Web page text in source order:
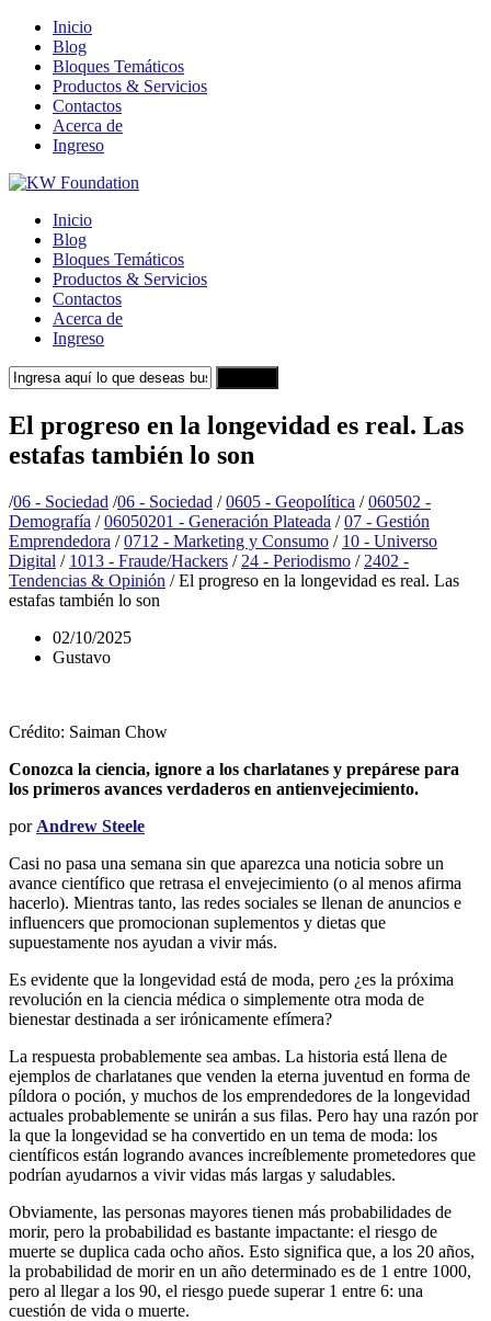
Inicio
Blog
Bloques Temáticos
Productos & Servicios
Contactos
Acerca de
Ingreso
Inicio
Blog
Bloques Temáticos
Productos & Servicios
Contactos
Acerca de
Ingreso
El progreso en la longevidad es real. Las
estafas también lo son
/06 - Sociedad /06 - Sociedad / 0605 - Geopolítica / 060502 -
Demografía / 06050201 - Generación Plateada / 07 - Gestión
Emprendedora / 0712 - Marketing y Consumo / 10 - Universo
Digital / 1013 - Fraude/Hackers / 24 - Periodismo / 2402 -
Tendencias & Opinión /El progreso en la longevidad es real. Las
estafas también lo son
02/10/2025
Gustavo
Crédito: Saiman Chow
Conozca la ciencia, ignore a los charlatanes y prepárese para
los primeros avances verdaderos en antienvejecimiento.
por Andrew Steele
Casi no pasa una semana sin que aparezca una noticia sobre un
avance científico que retrasa el envejecimiento (o al menos afirma
hacerlo). Mientras tanto, las redes sociales se llenan de anuncios e
influencers que promocionan suplementos y dietas que
supuestamente nos ayudan a vivir más.
Es evidente que la longevidad está de moda, pero ¿es la próxima
revolución en la ciencia médica o simplemente otra moda de
bienestar destinada a ser irónicamente efímera?
La respuesta probablemente sea ambas. La historia está llena de
ejemplos de charlatanes que venden la eterna juventud en forma de
píldora o poción, y muchos de los emprendedores de la longevidad
actuales probablemente se unirán a sus filas. Pero hay una razón por
la que la longevidad se ha convertido en un tema de moda: los
científicos están logrando avances increíblemente prometedores que
podrían ayudarnos a vivir vidas más largas y saludables.
Obviamente, las personas mayores tienen más probabilidades de
morir, pero la probabilidad es bastante impactante: el riesgo de
muerte se duplica cada ocho años. Esto significa que, a los 20 años,
la probabilidad de morir en un año determinado es de 1 entre 1000,
pero al llegar a los 90, el riesgo puede superar 1 entre 6: una
cuestión de vida o muerte.